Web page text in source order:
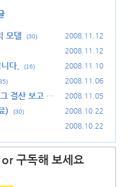
모델 (30) 2008.11.12
2008.11.12
다. (16) 2008.11.10
2008.11.06
결산 보고
(2
2008.11.05
) (30) 2008.10.22
2008.10.22
구독해 보세요